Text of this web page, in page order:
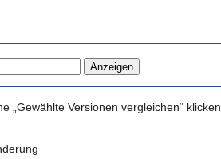
Versionen vergleichen“ klicken.